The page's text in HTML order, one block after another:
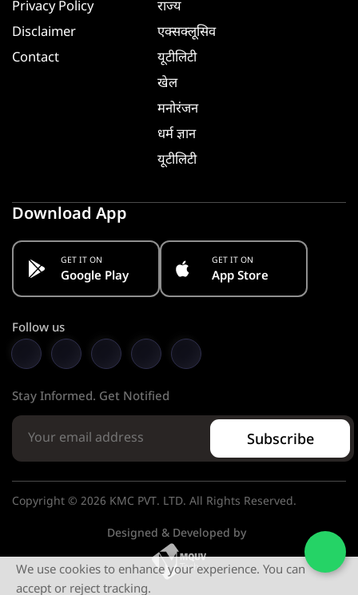
Privacy Policy
Disclaimer
Contact
राज्य
एक्सक्लूसिव
यूटीलिटी
खेल
मनोरंजन
धर्म ज्ञान
यूटीलिटी
Download App
GET IT ON
Google Play
GET IT ON
App Store
Follow us
Stay Informed. Get Notified
Subscribe
Copyright © 2026 KMC PVT. LTD. All Rights Reserved.
Designed & Developed by
We use cookies to enhance your experience. You can
accept or reject tracking.